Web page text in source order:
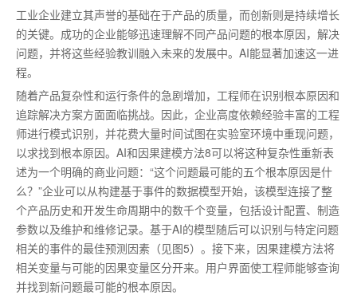
工业企业建立其声誉的基础在于产品的质量，而创新则是持续增长
的关键。成功的企业能够迅速理解不同产品问题的根本原因，解决
问题，并将这些经验教训融入未来的发展中。AI能显著加速这一进
程。
随着产品复杂性和运行条件的急剧增加，工程师在识别根本原因和
追踪解决方案方面面临挑战。因此，企业高度依赖经验丰富的工程
师进行模式识别，并花费大量时间试图在实验室环境中重现问题，
以求找到根本原因。AI和因果建模方法8可以将这种复杂性重新表
述为一个明确的商业问题：“这个问题最可能的五个根本原因是什
么？”企业可以从构建基于事件的数据模型开始，该模型连接了整
个产品历史和开发生命周期中的数千个变量，包括设计配置、制造
参数以及维护和维修记录。基于AI的模型随后可以识别与特定问题
相关的事件的最佳预测因素（见图5）。接下来，因果建模方法将
相关变量与可能的因果变量区分开来。用户界面使工程师能够查询
并找到新问题最可能的根本原因。